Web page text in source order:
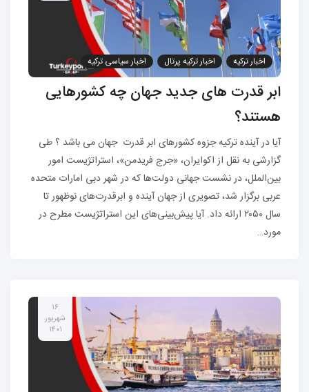
اخبار ترکیه اخبار ترکیه پرتال
اخبار سیاسی ترکیه
مهاجرت به ترکیه
ابر قدرت های جدید جهان چه کشورهایی
هستند؟
آیا در آینده ترکیه جزوه کشورهای ابر قدرت جهان می باشد ؟ طی
گزارشی به نقل از اکوایران، ​«جرج فریدمن»، استراتژیست امور
بین‌الملل، در نشست جهانی دولت‌ها که در شهر دبی امارات متحده
عربی برگزار شد، تصویری از جهان آینده و ابرقدرت‌های نوظهور تا
سال ٢٠۵٠ ارائه داد. آیا پیش‌بینی‌های این استراتژیست مطرح در
مورد…
۱۶
شهریور
۱۴۰۱